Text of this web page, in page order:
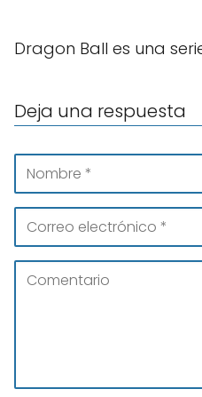
Dragon Ball es una
Deja una respuesta